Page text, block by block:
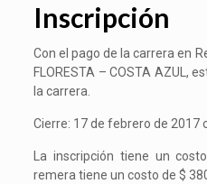
Inscripción
Con el pago de la carrera en
FLORESTA – COSTA AZUL,
la carrera.
Cierre: 17 de febrero de 2017
​​La inscripción tiene un
remera tiene un costo de $